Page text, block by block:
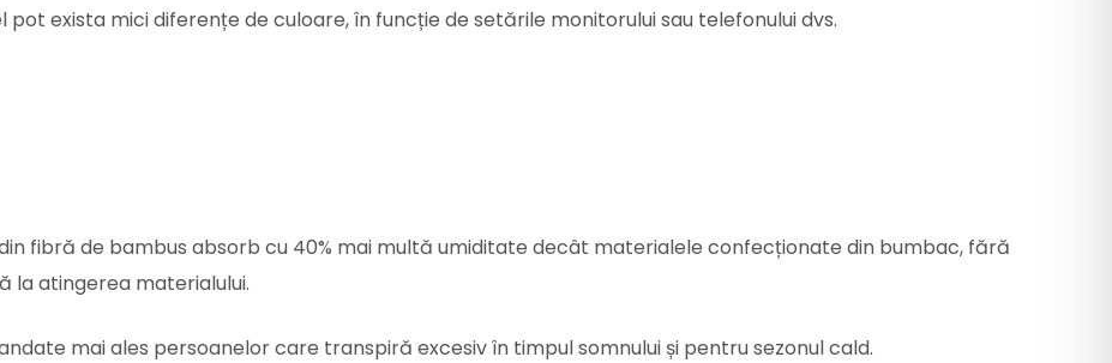
exista mici diferențe de culoare, în funcție de setările monitorului sau telefonului dvs.
fibră de bambus absorb cu 40% mai multă umiditate decât materialele confecționate din bumbac, fără
la atingerea materialului.
mai ales persoanelor care transpiră excesiv în timpul somnului și pentru sezonul cald.